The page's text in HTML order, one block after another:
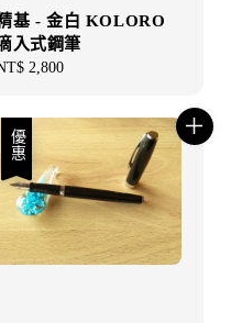
基 - 金白 KOLORO
入式鋼筆
2,800
優惠